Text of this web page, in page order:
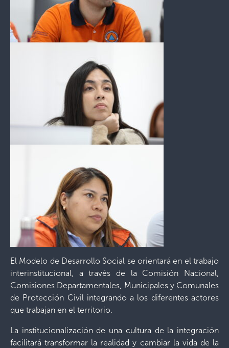
El Modelo de Desarrollo Social se orientará en el trabajo
interinstitucional, a través de la Comisión Nacional,
Comisiones Departamentales, Municipales y Comunales
de Protección Civil integrando a los diferentes actores
que trabajan en el territorio.
La institucionalización de una cultura de la integración
facilitará transformar la realidad y cambiar la vida de la